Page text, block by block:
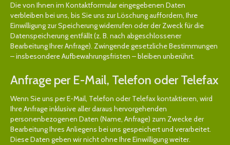
Die von Ihnen im Kontaktformular eingegebenen Daten
verbleiben bei uns, bis Sie uns zur Löschung auffordern, Ihre
Einwilligung zur Speicherung widerrufen oder der Zweck für die
Datenspeicherung entfällt (z. B. nach abgeschlossener
Bearbeitung Ihrer Anfrage). Zwingende gesetzliche Bestimmungen
– insbesondere Aufbewahrungsfristen – bleiben unberührt.
Anfrage per E-Mail, Telefon oder Telefax
Wenn Sie uns per E-Mail, Telefon oder Telefax kontaktieren, wird
Ihre Anfrage inklusive aller daraus hervorgehenden
personenbezogenen Daten (Name, Anfrage) zum Zwecke der
Bearbeitung Ihres Anliegens bei uns gespeichert und verarbeitet.
Diese Daten geben wir nicht ohne Ihre Einwilligung weiter.